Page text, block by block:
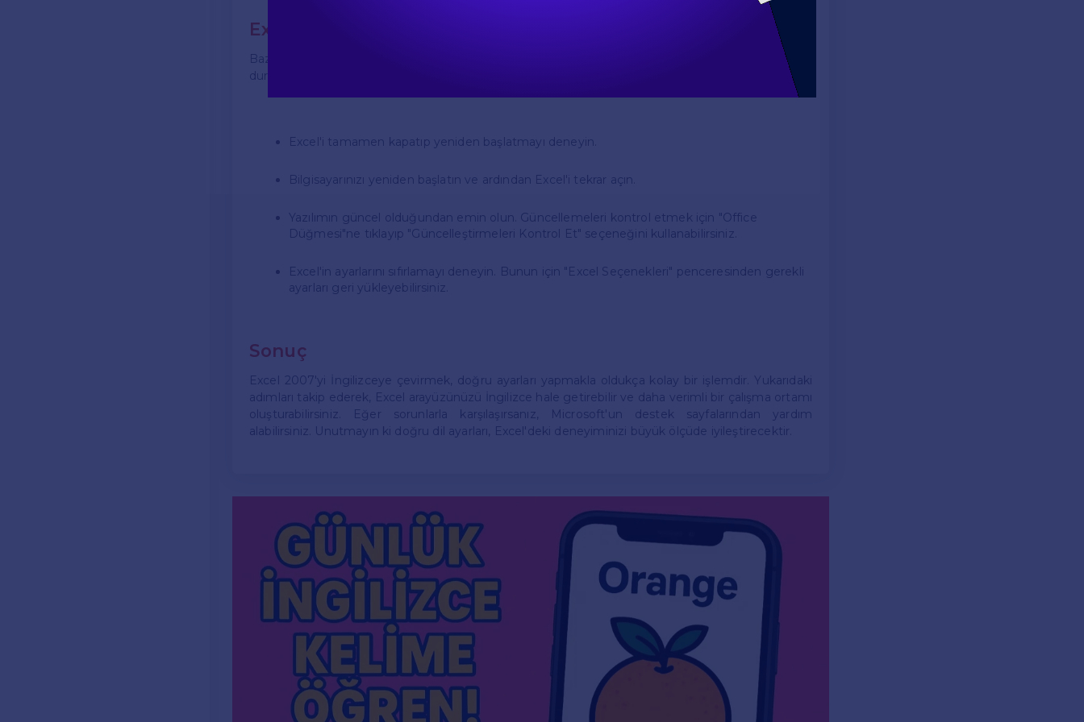
Excel 2007'de Dil Değiştirme Problemleri
Bazı kullanıcılar, Excel 2007'de dil değiştirme işlemi sırasında sorunlarla karşılaşabilir. Bu tür
durumlarda aşağıdaki önerileri dikkate alabilirsiniz:
Excel'i tamamen kapatıp yeniden başlatmayı deneyin.
Bilgisayarınızı yeniden başlatın ve ardından Excel'i tekrar açın.
Yazılımın güncel olduğundan emin olun. Güncellemeleri kontrol etmek için "Office
Düğmesi"ne tıklayıp "Güncelleştirmeleri Kontrol Et" seçeneğini kullanabilirsiniz.
Excel'in ayarlarını sıfırlamayı deneyin. Bunun için "Excel Seçenekleri" penceresinden gerekli
ayarları geri yükleyebilirsiniz.
Sonuç
Excel 2007'yi İngilizceye çevirmek, doğru ayarları yapmakla oldukça kolay bir işlemdir. Yukarıdaki
adımları takip ederek, Excel arayüzünüzü İngilizce hale getirebilir ve daha verimli bir çalışma ortamı
oluşturabilirsiniz. Eğer sorunlarla karşılaşırsanız, Microsoft'un destek sayfalarından yardım
alabilirsiniz. Unutmayın ki doğru dil ayarları, Excel'deki deneyiminizi büyük ölçüde iyileştirecektir.